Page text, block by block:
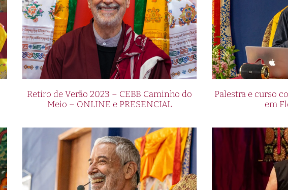
Retiro de Verão 2023 – CEBB Caminho do
Meio – ONLINE e PRESENCIAL
Palestra e curso
em